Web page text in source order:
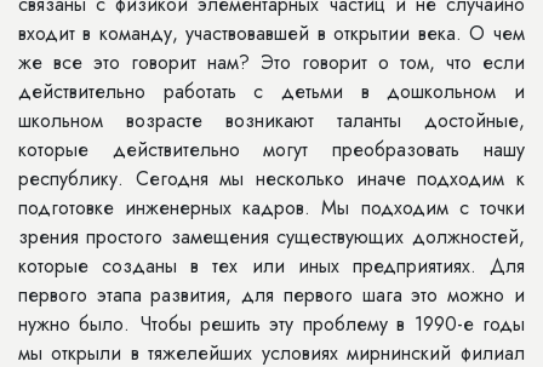
входит в команду, участвовавшей в открытии века. О чем
же все это говорит нам? Это говорит о том, что если
действительно работать с детьми в дошкольном и
школьном возрасте возникают таланты достойные,
которые действительно могут преобразовать нашу
республику. Сегодня мы несколько иначе подходим к
подготовке инженерных кадров. Мы подходим с точки
зрения простого замещения существующих должностей,
которые созданы в тех или иных предприятиях. Для
первого этапа развития, для первого шага это можно и
нужно было. Чтобы решить эту проблему в 1990-е годы
мы открыли в тяжелейших условиях мирнинский филиал